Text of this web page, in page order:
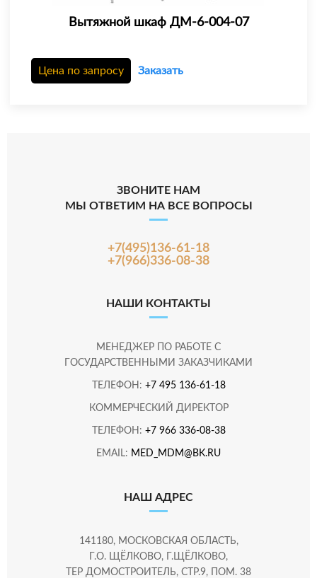
Вытяжной шкаф ДМ-6-004-07
Цена по запросу Заказать
ЗВОНИТЕ НАМ
МЫ ОТВЕТИМ НА ВСЕ ВОПРОСЫ
+7(495)136-61-18
+7(966)336-08-38
НАШИ КОНТАКТЫ
МЕНЕДЖЕР ПО РАБОТЕ С
ГОСУДАРСТВЕННЫМИ ЗАКАЗЧИКАМИ
ТЕЛЕФОН: +7 495 136-61-18
КОММЕРЧЕСКИЙ ДИРЕКТОР
ТЕЛЕФОН: +7 966 336-08-38
EMAIL: MED_MDM@BK.RU
НАШ АДРЕС
141180, МОСКОВСКАЯ ОБЛАСТЬ,
Г.О. ЩЁЛКОВО, Г.ЩЁЛКОВО,
ТЕР ДОМОСТРОИТЕЛЬ, СТР.9, ПОМ. 38